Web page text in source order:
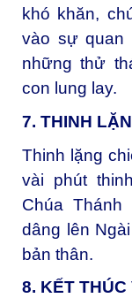
khó khăn,
vào sự quan
những thử
con lung lay.
7. THINH
Thinh lặng
vài phút
Chúa
dâng lên
bản thân.
8. KẾT